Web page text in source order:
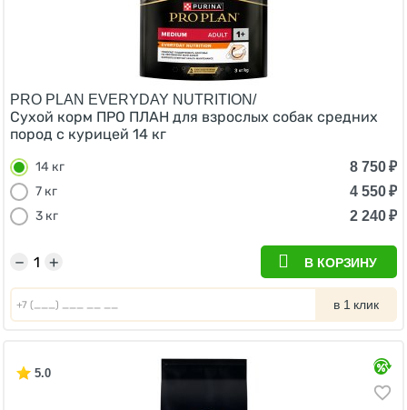
PRO PLAN EVERYDAY NUTRITION/
Сухой корм ПРО ПЛАН для взрослых собак средних
пород с курицей 14 кг
14 кг 8 750₽
7 кг
4 550₽
3 кг
2 240₽
+
− В КОРЗИНУ
в 1 клик
5.0